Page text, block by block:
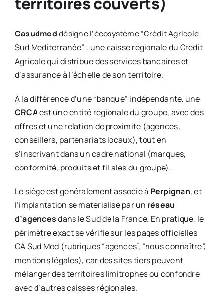
Casudmeddésigne l’écosystème “Crédit Agricole
Sud Méditerranée” : une caisse régionale du Crédit
Agricole qui distribue des services bancaires et
d’assurance à l’échelle de son territoire.
À la différence d’une “banque” indépendante, une
CRCAest une entité régionale du groupe, avec des
offres et une relation de proximité (agences,
conseillers, partenariats locaux), tout en
s’inscrivant dans un cadre national (marques,
conformité, produits et filiales du groupe).
Le siège est généralement associé à Perpignan, et
l’implantation se matérialise par un réseau
d’agencesdans le Sud de la France. En pratique, le
périmètre exact se vérifie sur les pages officielles
CA Sud Med (rubriques “agences”, “nous connaître”,
mentions légales), car des sites tiers peuvent
mélanger des territoires limitrophes ou confondre
avec d’autres caisses régionales.